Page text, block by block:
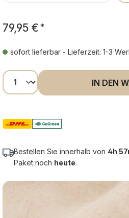
79,95 € *
sofort lieferbar - Lieferzeit: 1-3
Produkt Anzahl: Gib
IN DEN
Bestellen Sie innerhalb von 4h
Paket noch heute.